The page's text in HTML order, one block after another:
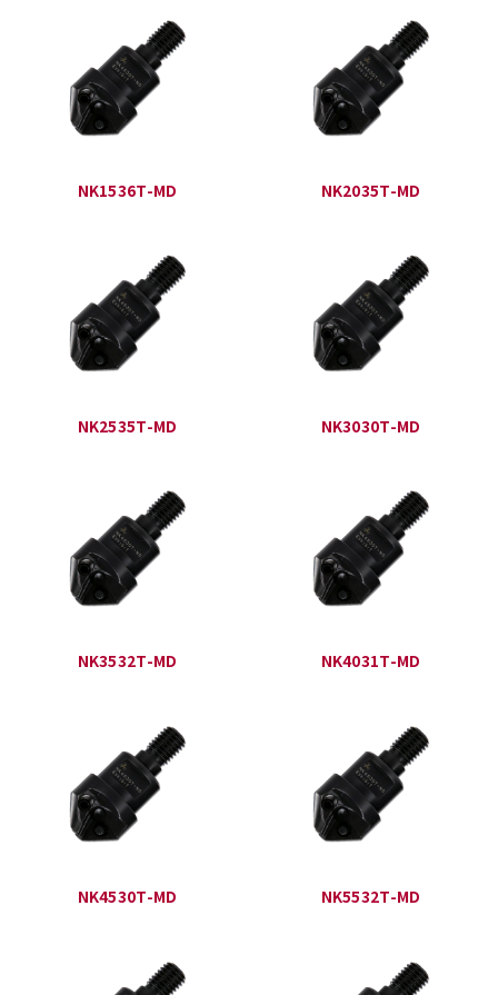
NK1536T-MD NK2035T-MD
NK2535T-MD NK3030T-MD
NK3532T-MD NK4031T-MD
NK4530T-MD NK5532T-MD